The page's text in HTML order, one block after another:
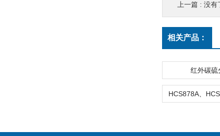
上一篇 : 没有
相关产品：
红外碳硫